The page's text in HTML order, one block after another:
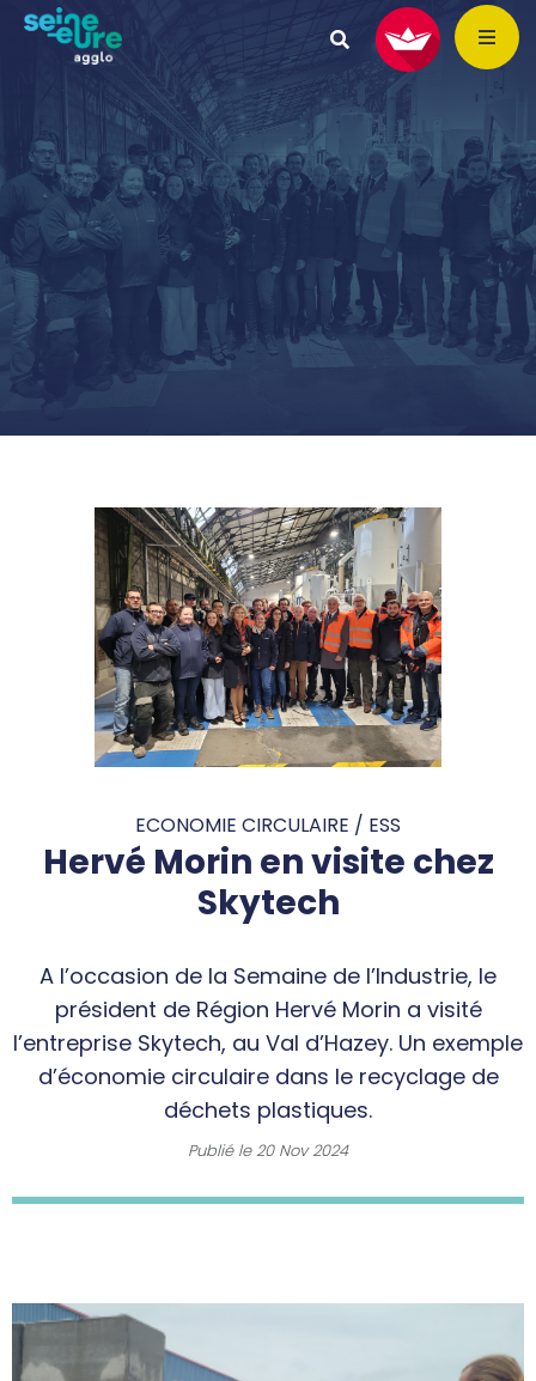
ECONOMIE CIRCULAIRE / ESS
Hervé Morin en visite chez
Skytech
A l’occasion de la Semaine de l’Industrie, le
président de Région Hervé Morin a visité
l’entreprise Skytech, au Val d’Hazey. Un exemple
d’économie circulaire dans le recyclage de
déchets plastiques.
Publié le20 Nov 2024